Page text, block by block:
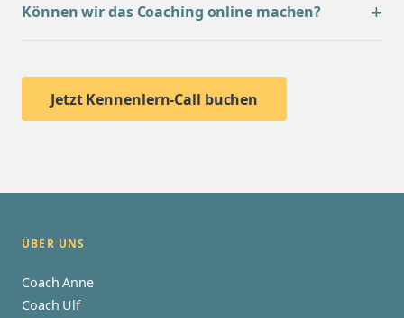
Können wir das Coaching online machen?
Jetzt Kennenlern-Call buchen
ÜBER UNS
Coach Anne
Coach Ulf